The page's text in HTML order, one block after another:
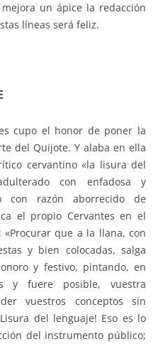
un ápice la redacción
líneas será feliz.
cupo el honor de poner la
del Quijote. Y alaba en ella
cervantino «la lisura del
con enfadosa y
con razón aborrecido de
el propio Cervantes en el
que a la llana, con
y bien colocadas, salga
y festivo, pintando, en
y fuere posible, vuestra
vuestros conceptos sin
del lenguaje! Eso es lo
del instrumento público;